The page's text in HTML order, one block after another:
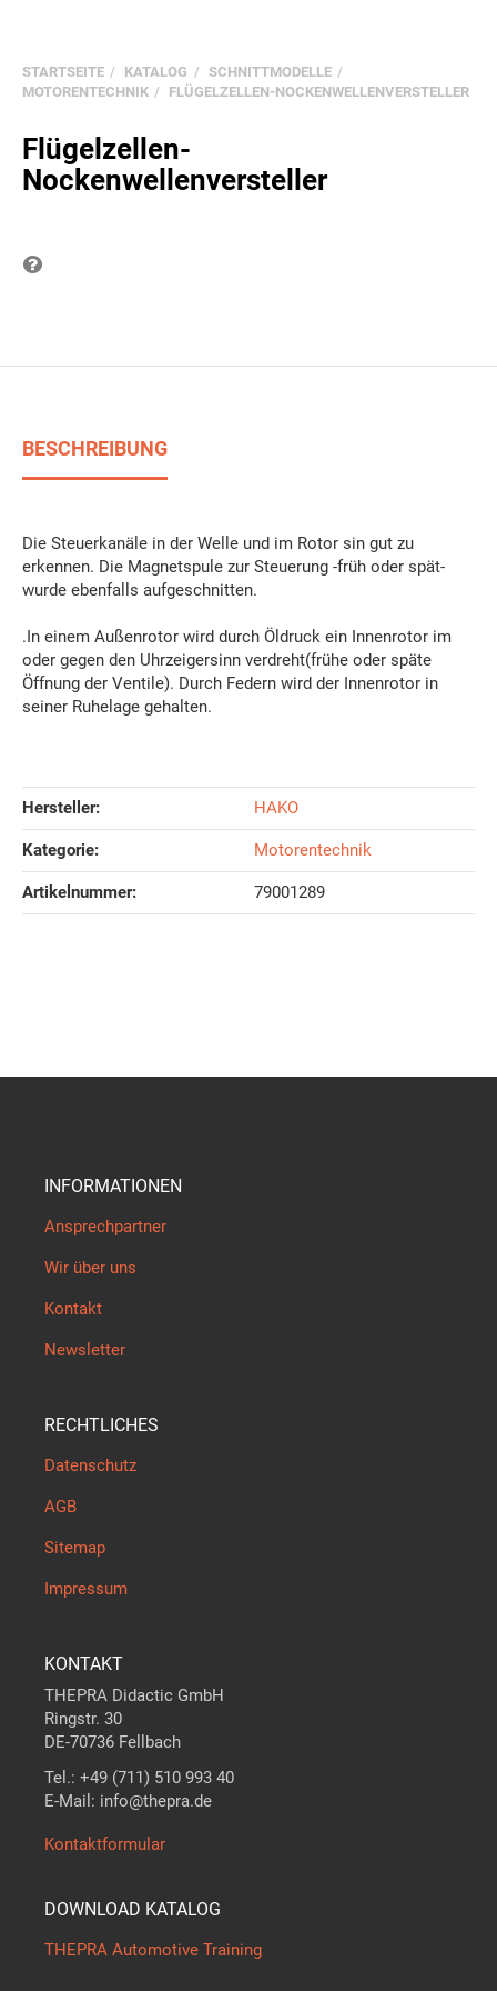
STARTSEITE KATALOG
SCHNITTMODELLE
MOTORENTECHNIK
FLÜGELZELLEN-NOCKENWELLENVERSTELLER
Flügelzellen-
Nockenwellenversteller
BESCHREIBUNG
Die Steuerkanäle in der Welle und im Rotor sin gut zu
erkennen. Die Magnetspule zur Steuerung -früh oder spät-
wurde ebenfalls aufgeschnitten.
.In einem Außenrotor wird durch Öldruck ein Innenrotor im
oder gegen den Uhrzeigersinn verdreht(frühe oder späte
Öffnung der Ventile). Durch Federn wird der Innenrotor in
seiner Ruhelage gehalten.
Hersteller: HAKO
Kategorie: Motorentechnik
Artikelnummer: 79001289
INFORMATIONEN
Ansprechpartner
Wir über uns
Kontakt
Newsletter
RECHTLICHES
Datenschutz
AGB
Sitemap
Impressum
KONTAKT
THEPRA Didactic GmbH
Ringstr. 30
DE-70736 Fellbach
Tel.: +49 (711) 510 993 40
E-Mail: info@thepra.de
Kontaktformular
DOWNLOAD KATALOG
THEPRA Automotive Training